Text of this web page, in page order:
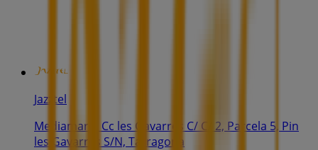
Jazztel
Mediamarkt Cc les Gavarres C/ C/ 2, Parcela 5, Pin
les Gavarres S/N, Tarragona